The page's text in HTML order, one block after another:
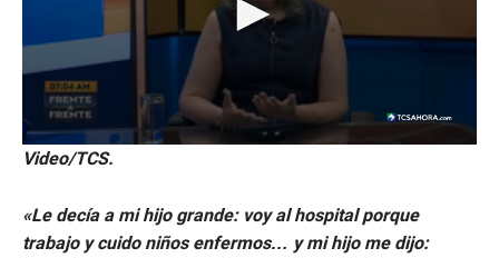
0
s
o
n
Video/TCS.
«Le decía a mi hijo grande: voy al hospital porque
trabajo y cuido niños enfermos… y mi hijo me dijo: